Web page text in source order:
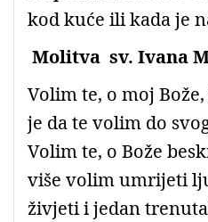
kod kuće ili kada je
Molitva sv. Ivana
Volim te, o moj
je da te volim do
Volim te, o Bože
više volim umrijeti
živjeti i jedan